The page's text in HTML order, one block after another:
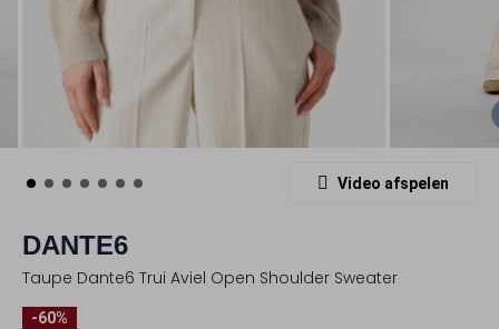
Video afspelen
DANTE6
Taupe Dante6 Trui Aviel Open Shoulder Sweater
-60%